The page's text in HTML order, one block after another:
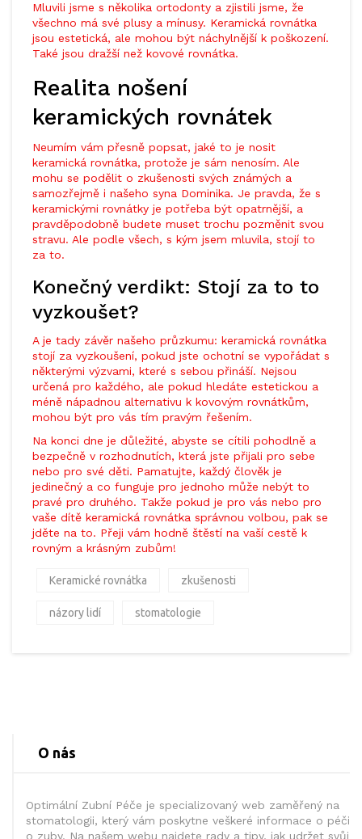
Mluvili jsme s několika ortodonty a zjistili jsme, že
všechno má své plusy a mínusy. Keramická rovnátka
jsou estetická, ale mohou být náchylnější k poškození.
Také jsou dražší než kovové rovnátka.
Realita nošení
keramických rovnátek
Neumím vám přesně popsat, jaké to je nosit
keramická rovnátka, protože je sám nenosím. Ale
mohu se podělit o zkušenosti svých známých a
samozřejmě i našeho syna Dominika. Je pravda, že s
keramickými rovnátky je potřeba být opatrnější, a
pravděpodobně budete muset trochu pozměnit svou
stravu. Ale podle všech, s kým jsem mluvila, stojí to
za to.
Konečný verdikt: Stojí za to to
vyzkoušet?
A je tady závěr našeho průzkumu: keramická rovnátka
stojí za vyzkoušení, pokud jste ochotní se vypořádat s
některými výzvami, které s sebou přináší. Nejsou
určená pro každého, ale pokud hledáte estetickou a
méně nápadnou alternativu k kovovým rovnátkům,
mohou být pro vás tím pravým řešením.
Na konci dne je důležité, abyste se cítili pohodlně a
bezpečně v rozhodnutích, která jste přijali pro sebe
nebo pro své děti. Pamatujte, každý člověk je
jedinečný a co funguje pro jednoho může nebýt to
pravé pro druhého. Takže pokud je pro vás nebo pro
vaše dítě keramická rovnátka správnou volbou, pak se
jděte na to. Přeji vám hodně štěstí na vaší cestě k
rovným a krásným zubům!
Keramické rovnátka zkušenosti
názory lidí stomatologie
O nás
Optimální Zubní Péče je specializovaný web zaměřený na
stomatologii, který vám poskytne veškeré informace o péči
o zuby. Na našem webu najdete rady a tipy, jak udržet svůj